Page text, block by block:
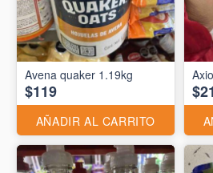
Avena quaker 1.19kg
$119
AÑADIR AL CARRITO
$21